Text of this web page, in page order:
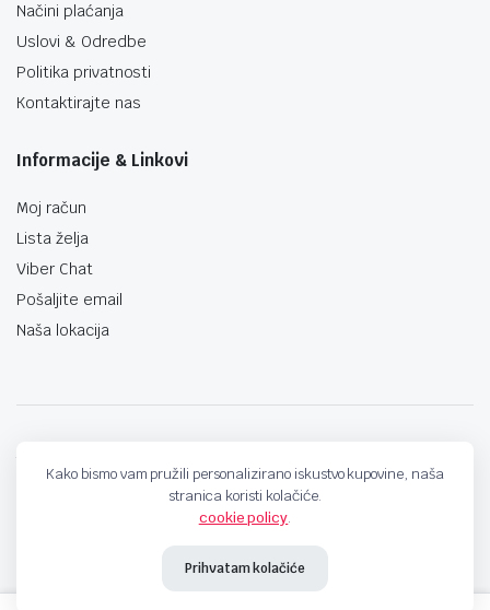
Načini plaćanja
Uslovi & Odredbe
Politika privatnosti
Kontaktirajte nas
Informacije & Linkovi
Moj račun
Lista želja
Viber Chat
Pošaljite email
Naša lokacija
Kako bismo vam pružili personalizirano iskustvo kupovine, naša
stranica koristi kolačiće.
cookie policy.
Prihvatam kolačiće